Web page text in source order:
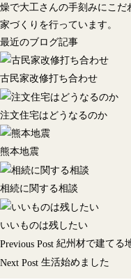
燥で大工さんの手刻みにこ
家づくりを行っています。
最近のブログ記事
古民家改修打ち合わせ
注文住宅はどうなるのか
熊本地震
相続に関する相談
いいものは残したい
投
稿
Previous Post 紀州材で建てる
Next Post 生活始めました